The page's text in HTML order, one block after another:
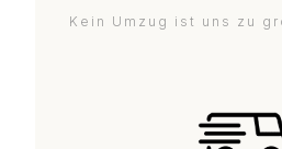
Kein Umzug ist uns zu